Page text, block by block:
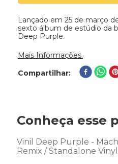
Lançado em 25 de março
sexto álbum de estúdio da
Deep Purple.
Mais Informações.
Compartilhar
Conheça esse
Vinil Deep Purple -
Remix / Standalone